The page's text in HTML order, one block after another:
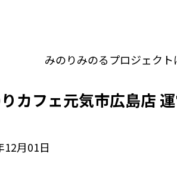
みのりみのるプロジェクト
カフェ元気市広島店
12月01日